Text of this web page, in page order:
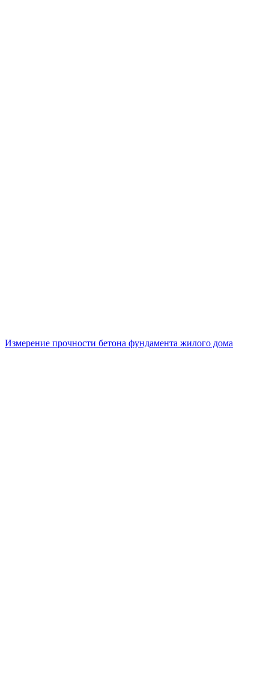
Измерение прочности бетона фундамента жилого дома